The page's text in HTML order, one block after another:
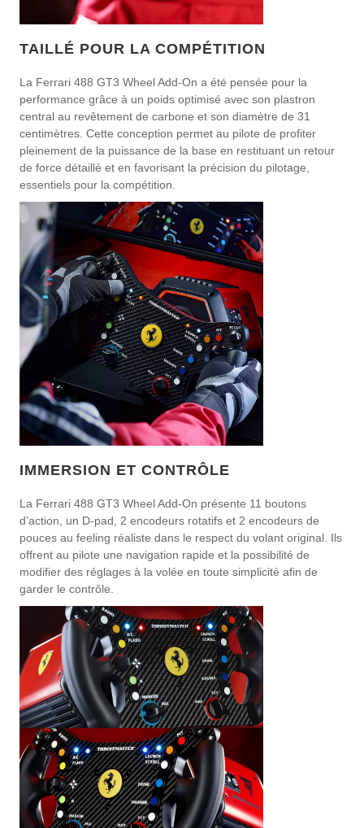
TAILLÉ POUR LA COMPÉTITION
La Ferrari 488 GT3 Wheel Add-On a été pensée pour la
performance grâce à un poids optimisé avec son plastron
central au revêtement de carbone et son diamètre de 31
centimètres. Cette conception permet au pilote de profiter
pleinement de la puissance de la base en restituant un retour
de force détaillé et en favorisant la précision du pilotage,
essentiels pour la compétition.
IMMERSION ET CONTRÔLE
La Ferrari 488 GT3 Wheel Add-On présente 11 boutons
d’action, un D-pad, 2 encodeurs rotatifs et 2 encodeurs de
pouces au feeling réaliste dans le respect du volant original. Ils
offrent au pilote une navigation rapide et la possibilité de
modifier des réglages à la volée en toute simplicité afin de
garder le contrôle.